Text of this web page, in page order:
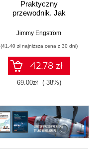
Praktyczny
przewodnik. Jak
interaktywne
internetowe z C# i
.NET 7. Wydanie II
Jimmy Engström
(41,40 zł najniższa cena z 30 dni)
42.78 zł
69.00zł (-38%)